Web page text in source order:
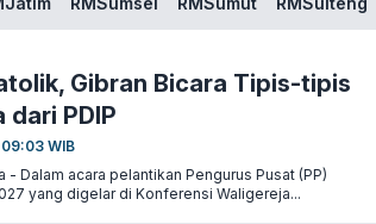
Gibran Bicara Tipis-tipis
dari PDIP
09:03 WIB
- Dalam acara pelantikan Pengurus Pusat (PP)
yang digelar di Konferensi Waligereja...